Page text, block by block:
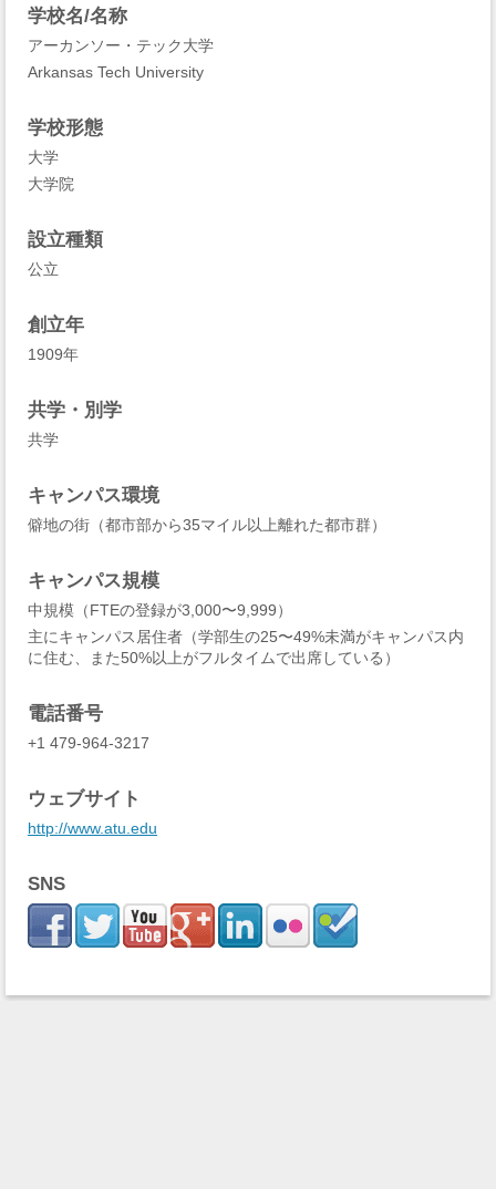
学校名/名称
アーカンソー・テック大学
Arkansas Tech University
学校形態
大学
大学院
設立種類
公立
創立年
1909年
共学・別学
共学
キャンパス環境
僻地の街（都市部から35マイル以上離れた都市群）
キャンパス規模
中規模（FTEの登録が3,000〜9,999）
主にキャンパス居住者（学部生の25〜49%未満がキャンパス内
に住む、また50%以上がフルタイムで出席している）
電話番号
+1 479-964-3217
ウェブサイト
http://www.atu.edu
SNS